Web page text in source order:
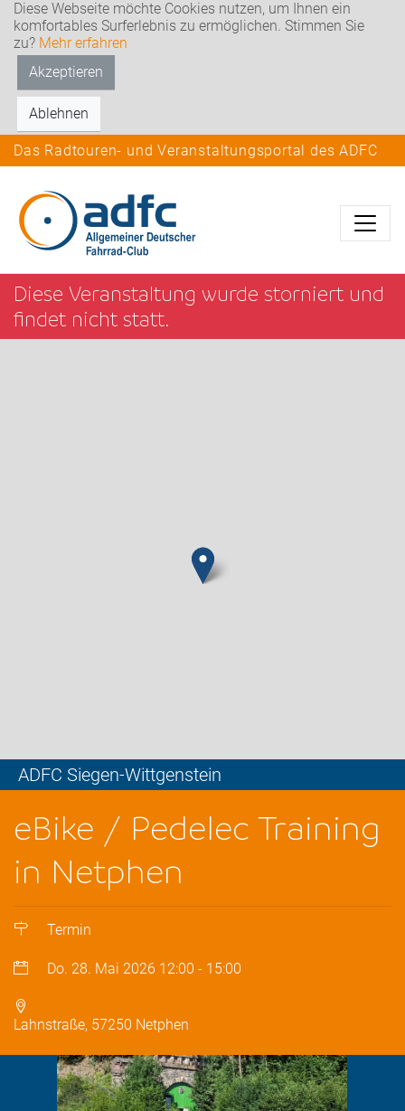
Diese Webseite möchte Cookies nutzen, um Ihnen ein
komfortables Surferlebnis zu ermöglichen. Stimmen Sie
zu? Mehr erfahren
Akzeptieren
Ablehnen
Das Radtouren- und Veranstaltungsportal des ADFC
Diese Veranstaltung wurde storniert und
findet nicht statt.
ADFC Siegen-Wittgenstein
eBike / Pedelec Training
in Netphen
Termin
Do. 28. Mai 2026 12:00 - 15:00
Lahnstraße, 57250 Netphen